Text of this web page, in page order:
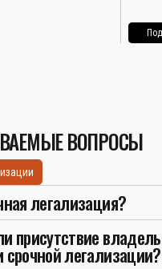
ВОПРОСЫ
легализация?
присутствие
срочной легализации?